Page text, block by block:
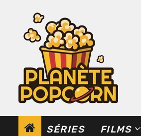
SÉRIES FILMS